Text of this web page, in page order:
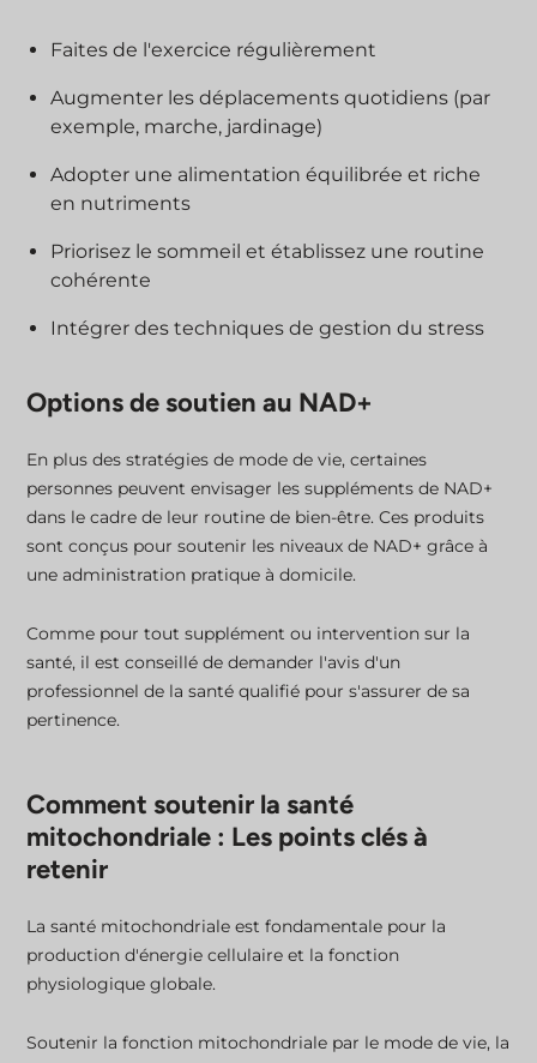
Faites de l'exercice régulièrement
Augmenter les déplacements quotidiens (par
exemple, marche, jardinage)
Adopter une alimentation équilibrée et riche
en nutriments
Priorisez le sommeil et établissez une routine
cohérente
Intégrer des techniques de gestion du stress
Options de soutien au NAD+
En plus des stratégies de mode de vie, certaines
personnes peuvent envisager les suppléments de NAD+
dans le cadre de leur routine de bien-être. Ces produits
sont conçus pour soutenir les niveaux de NAD+ grâce à
une administration pratique à domicile.
Comme pour tout supplément ou intervention sur la
santé, il est conseillé de demander l'avis d'un
professionnel de la santé qualifié pour s'assurer de sa
pertinence.
Comment soutenir la santé
mitochondriale : Les points clés à
retenir
La santé mitochondriale est fondamentale pour la
production d'énergie cellulaire et la fonction
physiologique globale.
Soutenir la fonction mitochondriale par le mode de vie, la